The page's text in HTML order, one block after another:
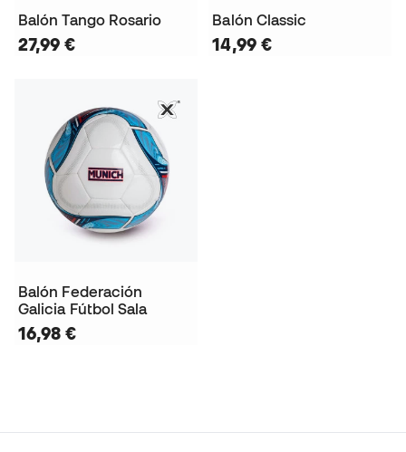
Balón Tango Rosario
27,99 €
Balón Classic
14,99 €
Balón Federación
Galicia Fútbol Sala
16,98 €